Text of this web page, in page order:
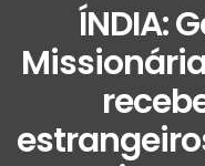
ÍNDIA: